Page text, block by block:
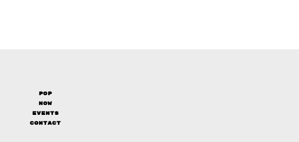
Pop
Now
Events
Contact